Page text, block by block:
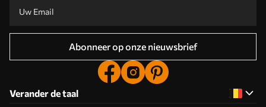
Abonneer op onze nieuwsbrief
Verander de taal